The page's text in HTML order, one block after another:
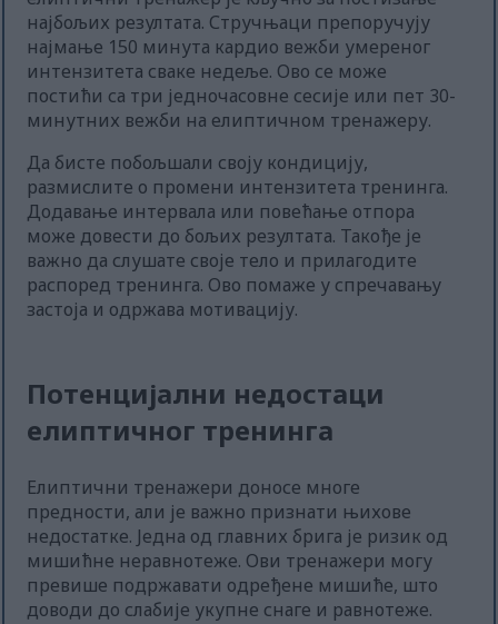
најбољих резултата. Стручњаци препоручују
најмање 150 минута кардио вежби умереног
интензитета сваке недеље. Ово се може
постићи са три једночасовне сесије или пет 30-
минутних вежби на елиптичном тренажеру.
Да бисте побољшали своју кондицију,
размислите о промени интензитета тренинга.
Додавање интервала или повећање отпора
може довести до бољих резултата. Такође је
важно да слушате своје тело и прилагодите
распоред тренинга. Ово помаже у спречавању
застоја и одржава мотивацију.
Потенцијални недостаци
елиптичног тренинга
Елиптични тренажери доносе многе
предности, али је важно признати њихове
недостатке. Једна од главних брига је ризик од
мишићне неравнотеже. Ови тренажери могу
превише подржавати одређене мишиће, што
доводи до слабије укупне снаге и равнотеже.